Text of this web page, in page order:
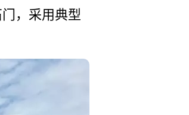
，采用典型